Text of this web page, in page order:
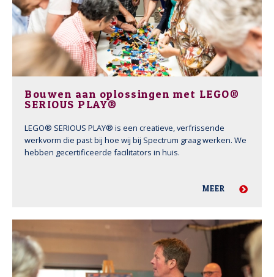
Bouwen aan oplossingen met LEGO®
SERIOUS PLAY®
LEGO® SERIOUS PLAY® is een creatieve, verfrissende
werkvorm die past bij hoe wij bij Spectrum graag werken. We
hebben gecertificeerde facilitators in huis.
MEER